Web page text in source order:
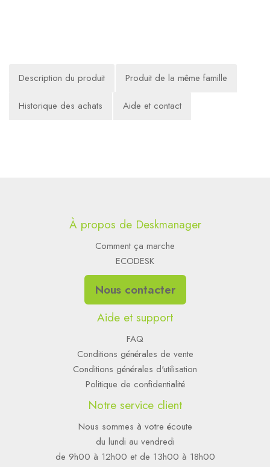
Description du produit Produit de la même famille
Historique des achats Aide et contact
À propos de Deskmanager
Comment ça marche
ECODESK
Nous contacter
Aide et support
FAQ
Conditions générales de vente
Conditions générales d'utilisation
Politique de confidentialité
Notre service client
Nous sommes à votre écoute
du lundi au vendredi
de 9h00 à 12h00 et de 13h00 à 18h00